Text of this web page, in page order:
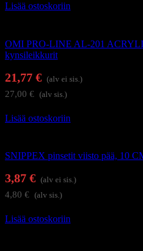
Lisää ostoskoriin
OMI PRO-LINE AL-201
kynsileikkurit
21,77 € (alv ei sis.)
27,00 € (alv sis.)
Lisää ostoskoriin
SNIPPEX pinsetit viisto pää, 10
3,87 € (alv ei sis.)
4,80 € (alv sis.)
Lisää ostoskoriin